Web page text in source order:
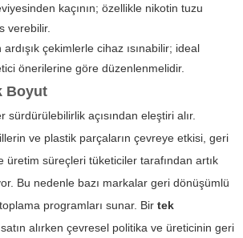
kaçının; özellikle nikotin tuzu
verebilir.
ardışık çekimlerle cihaz ısınabilir; ideal
önerilerine göre düzenlenmelidir.
Boyut
sürdürülebilirlik açısından eleştiri alır.
ve plastik parçaların çevreye etkisi, geri
üretim süreçleri tüketiciler tarafından artık
Bu nedenle bazı markalar geri dönüşümlü
programları sunar. Bir tek
satın alırken çevresel politika ve üreticinin geri